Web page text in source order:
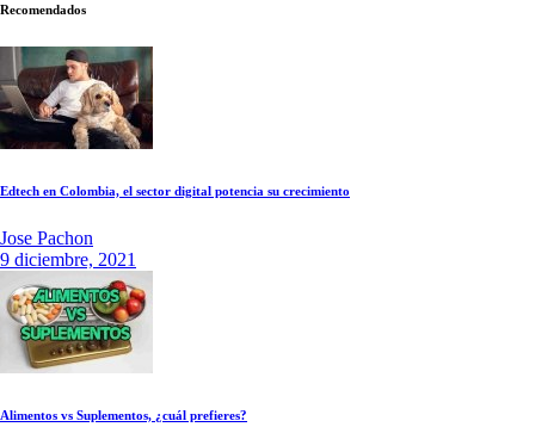
Recomendados
Edtech en Colombia, el sector digital potencia su crecimiento
Jose Pachon
9 diciembre, 2021
Alimentos vs Suplementos, ¿cuál prefieres?